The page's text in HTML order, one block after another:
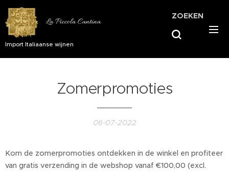
La Piccola Cantina
Import Italiaanse wijnen
ZOEKEN
Zomerpromoties
06-07-2022
Kom de zomerpromoties ontdekken in de winkel en profiteer
van gratis verzending in de webshop vanaf €100,00 (excl.